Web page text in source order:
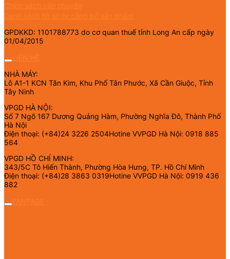
GPDKKD: 1101788773 do cơ quan thuế tỉnh Long An cấp ngày
01/04/2015
NHÀ MÁY:
Lô A1-1 KCN Tân Kim, Khu Phố Tân Phước, Xã Cần Giuộc, Tỉnh
Tây Ninh
VPGD HÀ NỘI:
Số 7 Ngõ 167 Dương Quảng Hàm, Phường Nghĩa Đô, Thành Phố
Hà Nội
Điện thoại: (+84)24 3226 2504Hotine VVPGD Hà Nội: 0918 885
564
VPGD HỒ CHÍ MINH:
343/5C Tô Hiến Thành, Phường Hòa Hưng, TP. Hồ Chí Minh
Điện thoại: (+84)28 3863 0319Hotine VVPGD Hà Nội: 0919 436
882